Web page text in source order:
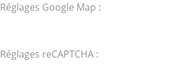
Réglages Google Map :
Réglages reCAPTCHA :